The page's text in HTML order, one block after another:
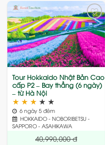
Add
to
wishlist
Tour Hokkaido Nhật Bản Cao
cấp P2 – Bay thẳng (6 ngày)
– từ Hà Nội
★ ★ ★ ★ ★
6 ngày 5 đêm
HOKKAIDO - NOBORIBETSU -
SAPPORO - ASAHIKAWA
40,990,000đ